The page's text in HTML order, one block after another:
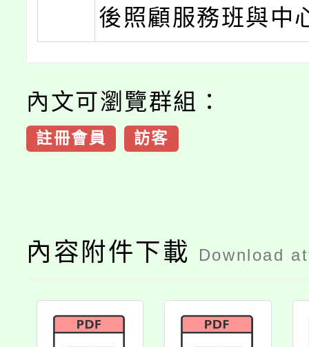
後照顧服務班與中
內文可瀏覽群組：
註冊會員 訪客
內容附件下載 Download